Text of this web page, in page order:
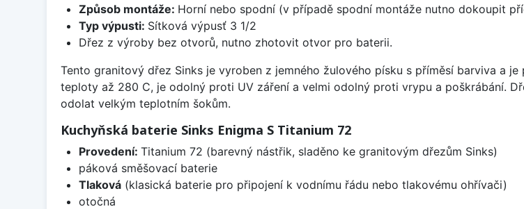
Způsob montáže: Horní nebo spodní (v případě spodní montáže nutno dokoupit
Typ výpusti: Sítková výpusť 3 1/2
Dřez z výroby bez otvorů, nutno zhotovit otvor pro baterii.
Tento granitový dřez Sinks je vyroben z jemného žulového písku s příměsí barviva a
teploty až 280 C, je odolný proti UV záření a velmi odolný proti vrypu a poškrábání.
odolat velkým teplotním šokům.
Kuchyňská baterie Sinks Enigma S Titanium 72
Provedení: Titanium 72 (barevný nástřik, sladěno ke granitovým dřezům Sinks)
páková směšovací baterie
Tlaková(klasická baterie pro připojení k vodnímu řádu nebo tlakovému ohřívači)
otočná